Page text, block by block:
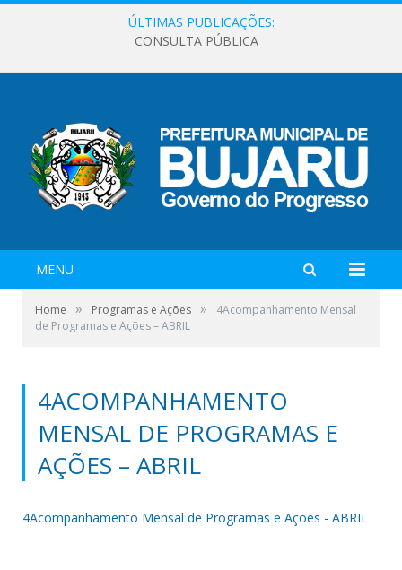
ÚLTIMAS PUBLICAÇÕES:
CONSULTA PÚBLICA
MENU
Home » Programas e Ações »
4Acompanhamento Mensal
de Programas e Ações – ABRIL
4ACOMPANHAMENTO
MENSAL DE PROGRAMAS E
AÇÕES – ABRIL
4Acompanhamento Mensal de Programas e Ações - ABRIL